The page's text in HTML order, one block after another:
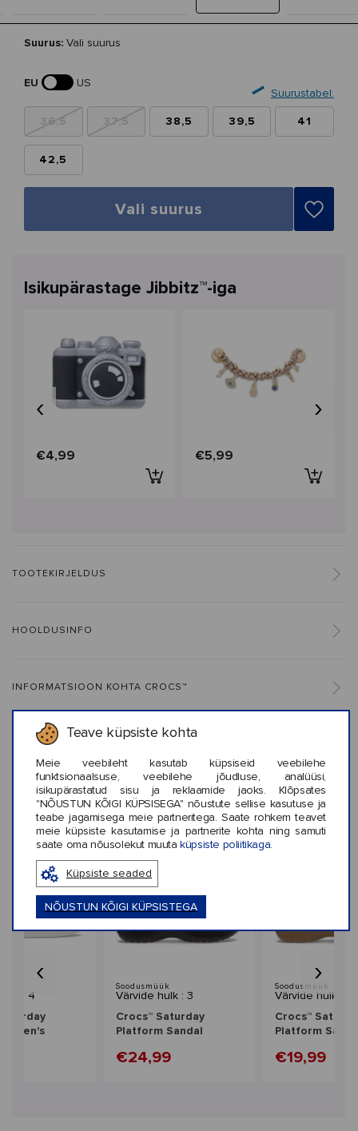
Teave küpsiste kohta
Meie veebileht kasutab küpsiseid veebilehe
funktsionaalsuse, veebilehe jõudluse, analüüsi,
isikupärastatud sisu ja reklaamide jaoks. Klõpsates
"NÕUSTUN KÕIGI KÜPSISEGA" nõustute sellise kasutuse ja
teabe jagamisega meie partneritega. Saate rohkem teavet
meie küpsiste kasutamise ja partnerite kohta ning samuti
saate oma nõusolekut muutaküpsiste poliitikaga.
Küpsiste seaded
NÕUSTUN KÕIGI KÜPSISTEGA
Suurus: Vali suurus
EU
US
Suurustabel:
36,5 37,5 38,5 39,5 41
42,5
Vali suurus
Isikupärastage Jibbitz™-iga
€4,99 €5,99
‹ ›
TOOTEKIRJELDUS
HOOLDUSINFO
INFORMATSIOON KOHTA CROCS™
KLIENTIDE ARVUSTUSED (0)
Sarnased stiilid
: 4
Soodusmüük
Värvide hulk : 3
Crocs™ Saturday
Platform Sandal
€24,99
Soodusmüük
Värvide hulk : 3
Crocs™
Platform
€19,99
‹ ›